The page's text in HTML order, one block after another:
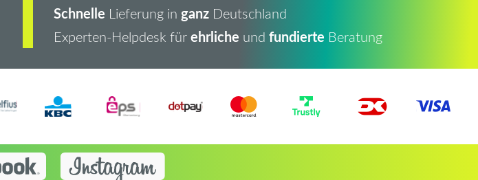
Schnelle Lieferung in ganzDeutschland
Experten-Helpdesk fürehrliche und fundierte Beratung